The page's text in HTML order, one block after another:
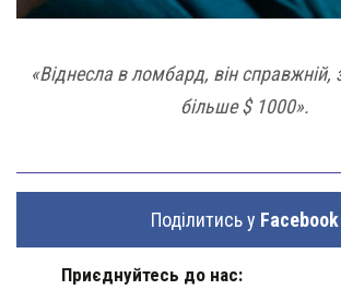
«Віднесла в ломбард, він справжній,
більше $ 1000».
Поділитись у Facebook
Приєднуйтесь до нас: